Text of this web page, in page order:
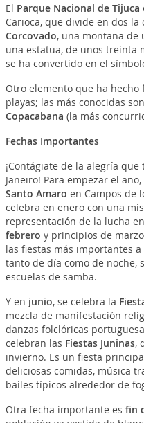
El Parque Nacional de Tijuca
Carioca, que divide en dos
Corcovado, una montaña de
una estatua, de unos treinta
se ha convertido en el
Otro elemento que ha hecho
playas; las más conocidas
Copacabana (la más
Fechas Importantes
¡Contágiate de la alegría
Janeiro! Para empezar el
Santo Amaro en Campos de
celebra en enero con una
representación de la lucha
febrero y principios de
las fiestas más importantes
tanto de día como de noche,
escuelas de samba.
Y en junio, se celebra la
mezcla de manifestación
danzas folclóricas
celebran las Fiestas Juninas,
invierno. Es un fiesta
deliciosas comidas, música
bailes típicos alrededor de
Otra fecha importante es fin